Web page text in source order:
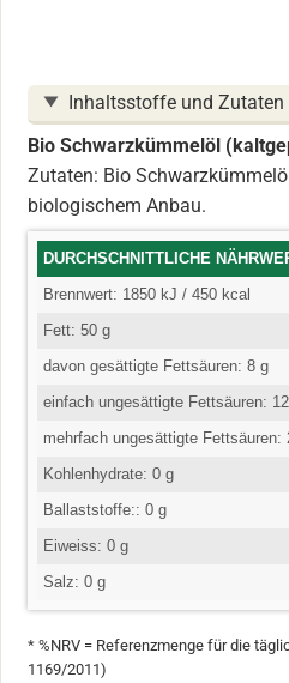
Inhaltsstoffe und Zutaten
Bio Schwarzkümmelöl
Zutaten: Bio
biologischem Anbau.
DURCHSCHNITTLICHE
Brennwert: 1850 kJ / 450 kcal
Fett: 50 g
davon gesättigte Fettsäuren: 8 g
einfach ungesättigte Fettsäuren:
mehrfach ungesättigte Fettsäuren:
Kohlenhydrate: 0 g
Ballaststoffe:: 0 g
Eiweiss: 0 g
Salz: 0 g
* %NRV = Referenzmenge für die
1169/2011)